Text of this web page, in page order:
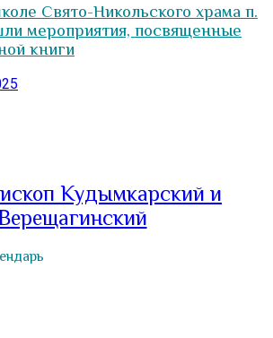
Свято-Никольского храма п.
мероприятия, посвященные
книги
Кудымкарский и